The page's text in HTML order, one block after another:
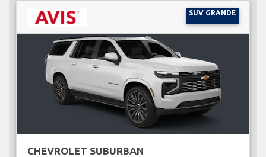
SUV GRANDE
CHEVROLET SUBURBAN